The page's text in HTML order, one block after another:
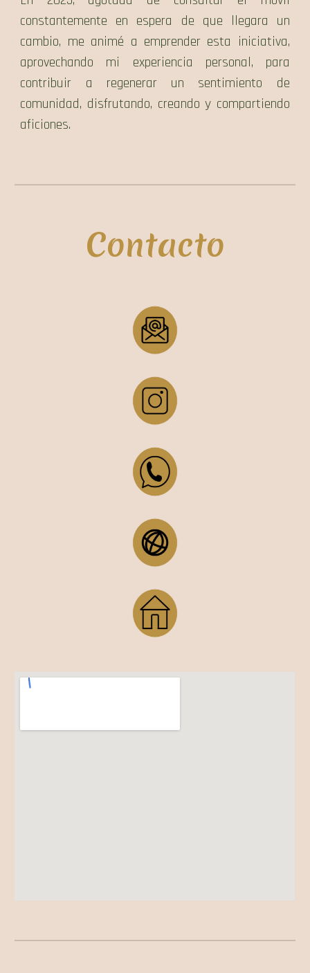
constantemente en espera de que llegara un
cambio, me animé a emprender esta iniciativa,
aprovechando mi experiencia personal, para
contribuir a regenerar un sentimiento de
comunidad, disfrutando, creando y compartiendo
aficiones.
Contacto